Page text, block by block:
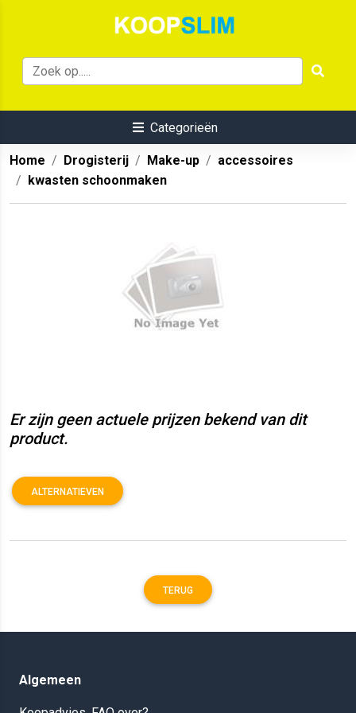
Categorieën
Home Drogisterij Make-up
accessoires
kwasten schoonmaken
Er zijn geen actuele prijzen bekend van dit
product.
ALTERNATIEVEN
TERUG
Algemeen